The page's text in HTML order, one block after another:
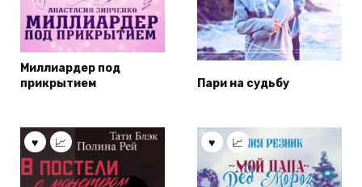
Миллиардер под
прикрытием
Пари на судьбу